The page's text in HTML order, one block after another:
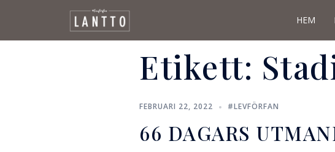
HEM
Etikett:
FEBRUARI 22, 2022 #LEVFÖRFAN
66 DAGARS